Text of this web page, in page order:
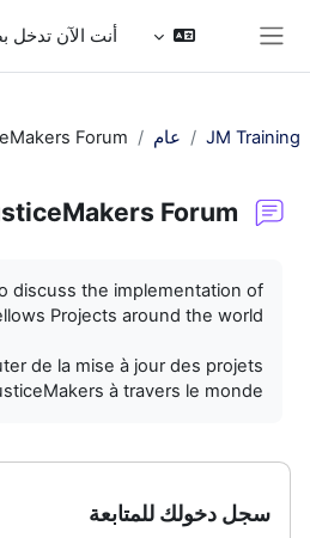
أنت الآن
JM Training عام Forum
Forum
discuss the implementation of
Projects around the world.
de la mise à jour des projets
à travers le monde.
سجل دخولك للمتابعة